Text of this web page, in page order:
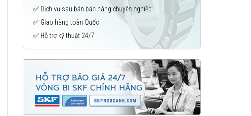
✅ Dịch vụ sau bán bán hàng chuyên nghiệp
✅ Giao hàng toàn Quốc
✅ Hỗ trợ kỹ thuật 24/7